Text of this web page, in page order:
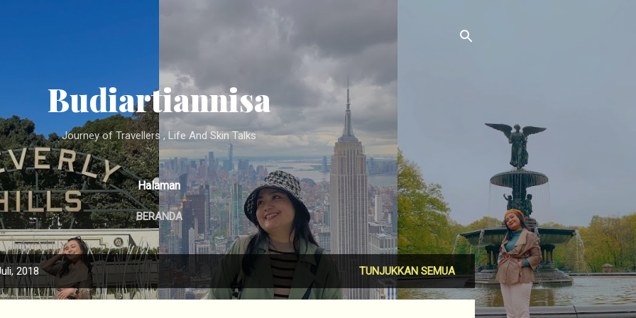
Budiartiannisa
Journey of Travellers , Life And Skin Talks
Halaman
BERANDA
2018 TUNJUKKAN SEMUA